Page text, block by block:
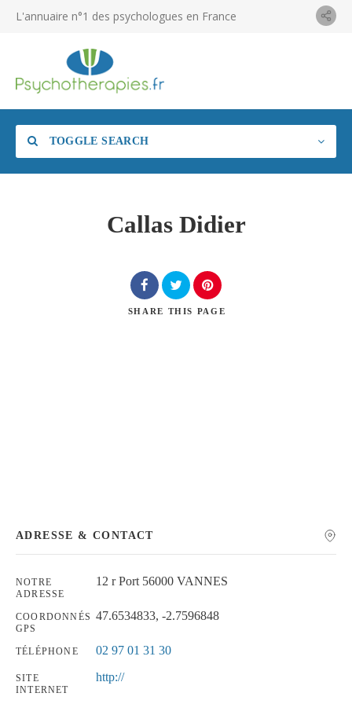
L'annuaire n°1 des psychologues en France
TOGGLE SEARCH
Callas Didier
SHARE THIS PAGE
ADRESSE & CONTACT
NOTRE
ADRESSE
12 r Port 56000 VANNES
COORDONNÉS
GPS
47.6534833, -2.7596848
TÉLÉPHONE 02 97 01 31 30
SITE
INTERNET
http://